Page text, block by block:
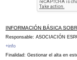
INFORMACIÓN BÁSICA
Responsable: ASOCIACIÓN
+info
Finalidad: Gestionar el alta en